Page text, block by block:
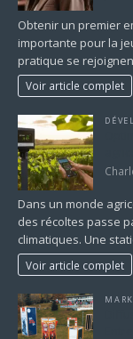
Obtenir un premier
importante pour la
pratique se
Voir article complet
Dans un monde
des récoltes passe
climatiques. Une
Voir article complet